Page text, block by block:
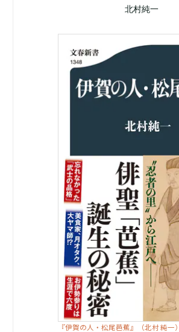
北村純一
『伊賀の人・松尾芭蕉』（北村 純一）